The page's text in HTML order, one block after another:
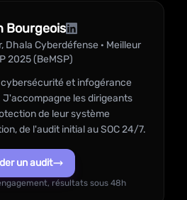
Bourgeois
Dhala Cyberdéfense · Meilleur
2025 (BeMSP)
et infogérance
J'accompagne les dirigeants
de leur système
de l'audit initial au SOC 24/7.
un audit
résultats sous 48h